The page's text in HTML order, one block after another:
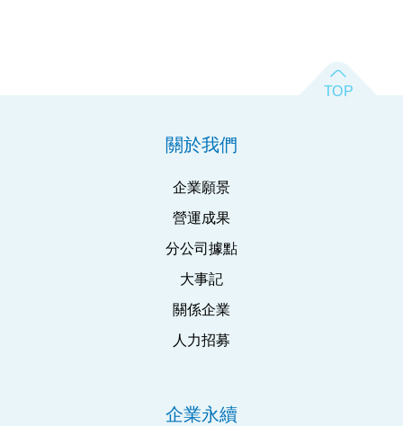
關於我們
企業願景
營運成果
分公司據點
大事記
關係企業
人力招募
企業永續